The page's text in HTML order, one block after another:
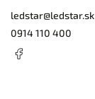
ledstar@ledstar.sk
0914 110 400